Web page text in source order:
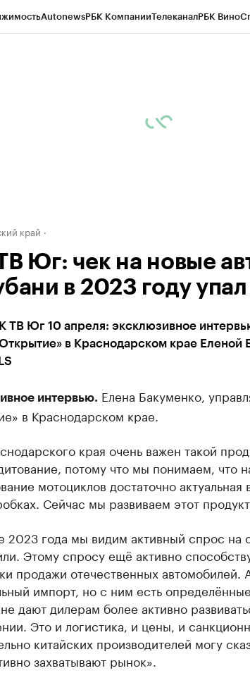
AutonewsРБК КомпанииТелеканалРБК Вино
край
Юг: чек на новые
в 2023 году упал
ТВ Юг 10 апреля: эксклюзивное
в Краснодарском крае Еленой
интервью. Елена Бакуменко,
в Краснодарском крае.
края очень важен такой
потому что мы понимаем, что
мотоциклов достаточно
Сейчас мы развиваем этот
2023 года мы видим активный спрос на
Этому спросу ещё активно
продажи отечественных автомобилей.
импорт, но с ним есть
дают дилерам более активно
Это и логистика, и цены, и
китайских производителей могу
захватывают рынок».